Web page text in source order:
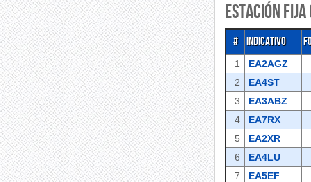
Estación fija
# Indicativo
1
EA2AGZ
2
EA4ST
3
EA3ABZ
4
EA7RX
5
EA2XR
6
EA4LU
7
EA5EF